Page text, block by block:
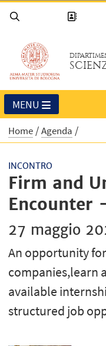
MENU
Home Agenda
INCONTRO
Firm and
Encounter
27 maggio
An opportunity
companies,learn
available
structured job